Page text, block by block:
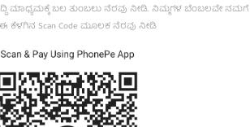
ಮಾಧ್ಯಮಕ್ಕೆ ಬಲ ತುಂಬಲು ನೆರವು ನೀಡಿ. ನಿಮ್ಮಗಳ ಬೆಂಬಲವೇ ನಮಗೆ
ಕೆಳಗಿನ Scan Code ಮೂಲಕ ನೆರವು ನೀಡಿ